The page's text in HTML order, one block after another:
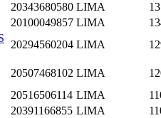
20343680580 LIMA
20100049857 LIMA
20294560204 LIMA
20507468102 LIMA
20516506114 LIMA
20391166855 LIMA